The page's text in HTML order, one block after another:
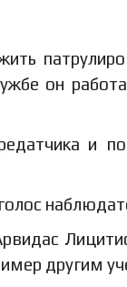
он
и
другим